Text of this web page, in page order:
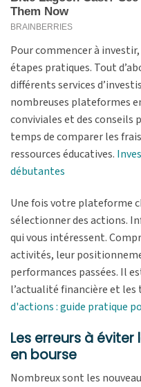
Pour commencer à
étapes pratiques. Tout
différents services
nombreuses plateformes
conviviales et des conseils
temps de comparer les
ressources éducatives.
débutantes
Une fois votre plateforme
sélectionner des actions.
qui vous intéressent.
activités, leur
performances passées. Il
l’actualité financière et les
d'actions : guide pratique
Les erreurs à éviter
en bourse
Nombreux sont les